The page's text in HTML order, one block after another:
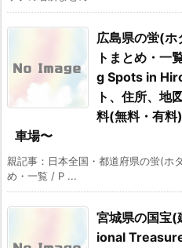
広島県の蛍(ホ
トまとめ・
g Spots in
ト、住所、地
料(無料・有料
車場〜
親記事：日本全国・都道府県の蛍(ホ
め・一覧 / P ...
宮城県の国宝(
ional